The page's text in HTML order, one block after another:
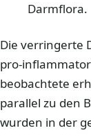
Darmflora.
Die verringerte
pro-
beobachtete
parallel zu den
wurden in der